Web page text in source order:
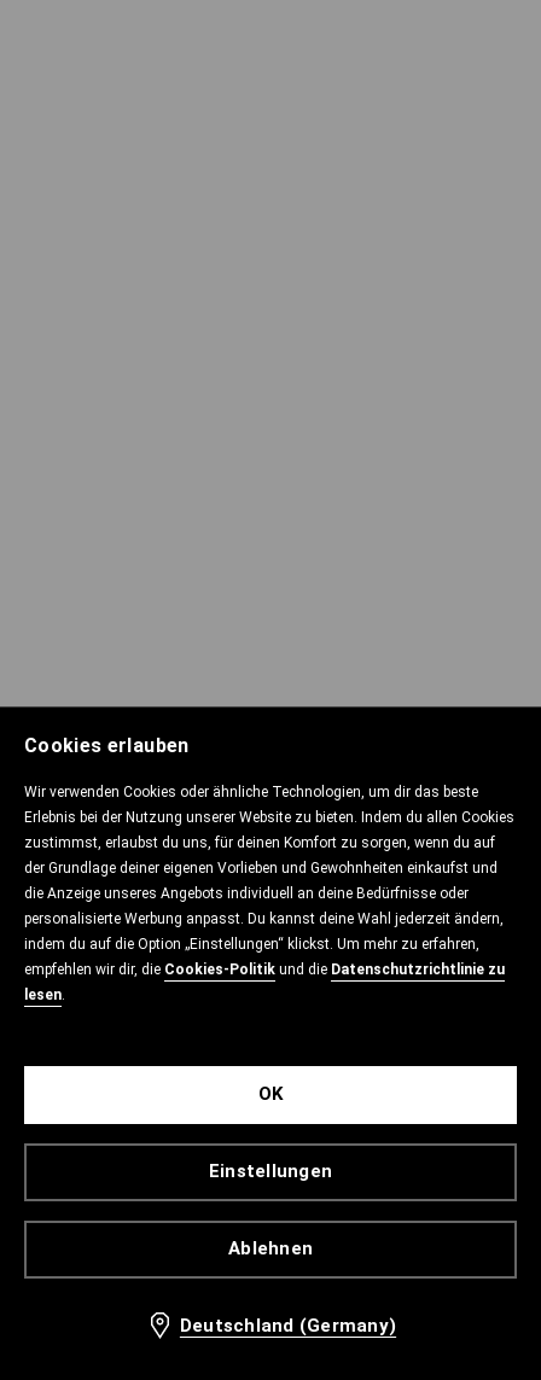
Cookies erlauben
Wir verwenden Cookies oder ähnliche Technologien, um dir das beste
Erlebnis bei der Nutzung unserer Website zu bieten. Indem du allen Cookies
zustimmst, erlaubst du uns, für deinen Komfort zu sorgen, wenn du auf
der Grundlage deiner eigenen Vorlieben und Gewohnheiten einkaufst und
die Anzeige unseres Angebots individuell an deine Bedürfnisse oder
personalisierte Werbung anpasst. Du kannst deine Wahl jederzeit ändern,
indem du auf die Option „Einstellungen“ klickst. Um mehr zu erfahren,
empfehlen wir dir, die Cookies-Politik und die Datenschutzrichtlinie zu
lesen.
Ablehnen
Einstellungen
OK
Deutschland (Germany)